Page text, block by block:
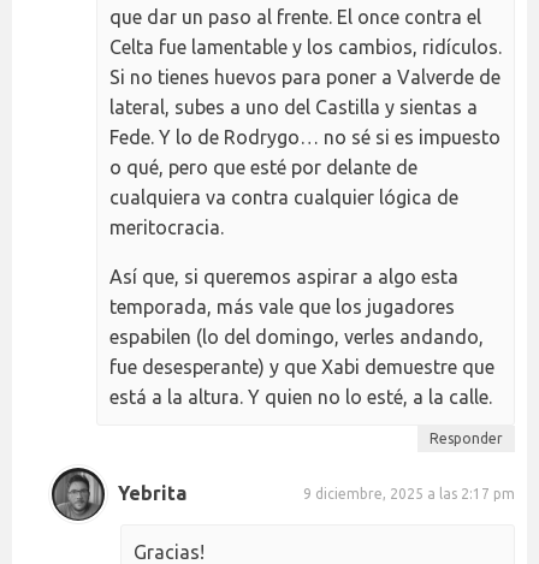
que dar un paso al frente. El once contra el
Celta fue lamentable y los cambios, ridículos.
Si no tienes huevos para poner a Valverde de
lateral, subes a uno del Castilla y sientas a
Fede. Y lo de Rodrygo… no sé si es impuesto
o qué, pero que esté por delante de
cualquiera va contra cualquier lógica de
meritocracia.
Así que, si queremos aspirar a algo esta
temporada, más vale que los jugadores
espabilen (lo del domingo, verles andando,
fue desesperante) y que Xabi demuestre que
está a la altura. Y quien no lo esté, a la calle.
Responder
Yebrita 9 diciembre, 2025 a las 2:17 pm
Gracias!